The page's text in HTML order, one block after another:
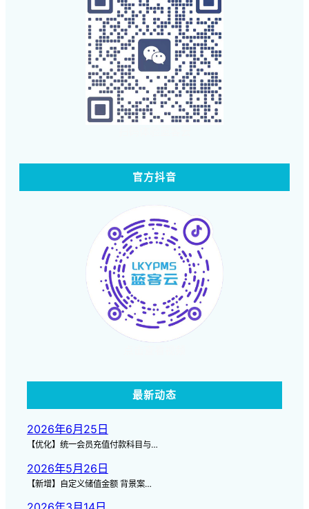
官方抖音
最新动态
2026年6月25日
【优化】统一会员充值付款科目与…
2026年5月26日
【新增】自定义储值金额 背景案…